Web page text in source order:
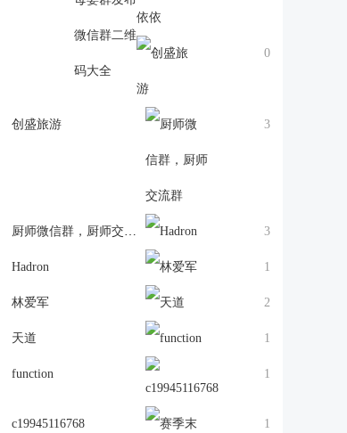
依依
0
创盛旅游 3
厨师微信群，厨师交流群 3
Hadron 1
林爱军 2
天道 1
function 1
c19945116768 1